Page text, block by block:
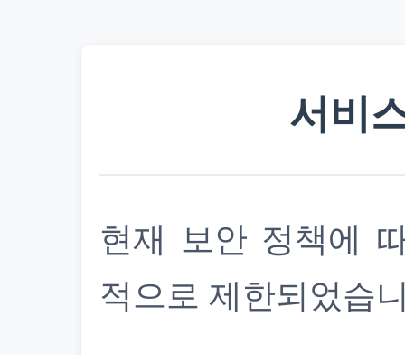
서비
현재 보안 정책에
적으로 제한되었습